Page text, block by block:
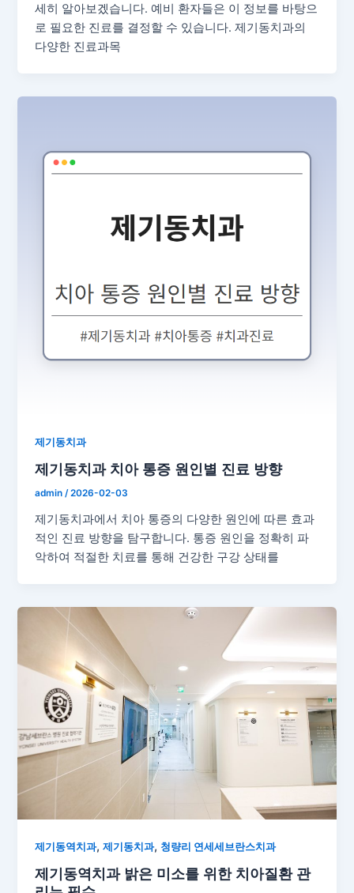
세히 알아보겠습니다. 예비 환자들은 이 정보를 바탕으
로 필요한 진료를 결정할 수 있습니다. 제기동치과의
다양한 진료과목
제기동치과
제기동치과 치아 통증 원인별 진료 방향
admin/2026-02-03
제기동치과에서 치아 통증의 다양한 원인에 따른 효과
적인 진료 방향을 탐구합니다. 통증 원인을 정확히 파
악하여 적절한 치료를 통해 건강한 구강 상태를
제기동역치과,제기동치과, 청량리 연세세브란스치과
제기동역치과 밝은 미소를 위한 치아질환 관